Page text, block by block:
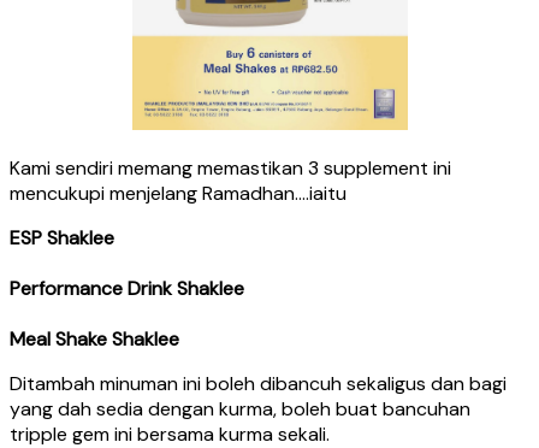
Kami sendiri memang memastikan 3 supplement ini
mencukupi menjelang Ramadhan….iaitu
ESP Shaklee
Performance Drink Shaklee
Meal Shake Shaklee
Ditambah minuman ini boleh dibancuh sekaligus dan bagi
yang dah sedia dengan kurma, boleh buat bancuhan
tripple gem ini bersama kurma sekali.